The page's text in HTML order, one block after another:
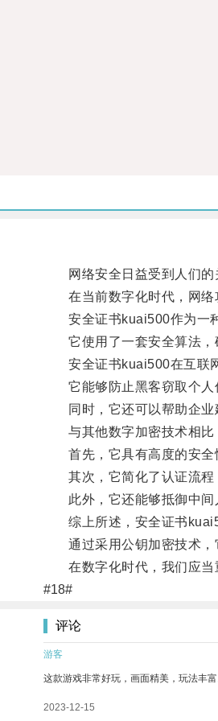
网络安全日益受到人们的
在当前数字化时代，网络
安全证书kuai500作为一种
它使用了一套安全算法，
安全证书kuai500在互联网
它能够防止黑客窃取个人
同时，它还可以帮助企业
与其他数字加密技术相比
首先，它具有高度的安全
其次，它简化了认证流程
此外，它还能够抵御中间
综上所述，安全证书
通过采用公钥加密技术，
在数字化时代，我们应当
#18#
评论
游客
这款游戏非常好玩，画面精美，玩法丰
2023-12-15